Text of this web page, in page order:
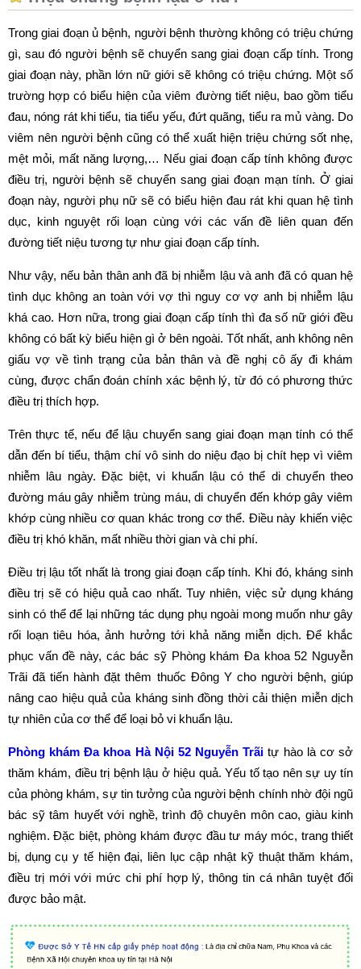
Trong giai đoạn ủ bệnh, người bệnh thường không có triệu chứng
gì, sau đó người bệnh sẽ chuyển sang giai đoạn cấp tính. Trong
giai đoạn này, phần lớn nữ giới sẽ không có triệu chứng. Một số
trường hợp có biểu hiện của viêm đường tiết niệu, bao gồm tiểu
đau, nóng rát khi tiểu, tia tiểu yếu, đứt quãng, tiểu ra mủ vàng. Do
viêm nên người bệnh cũng có thể xuất hiện triệu chứng sốt nhẹ,
mệt mỏi, mất năng lượng,… Nếu giai đoạn cấp tính không được
điều trị, người bệnh sẽ chuyển sang giai đoạn mạn tính. Ở giai
đoạn này, người phụ nữ sẽ có biểu hiện đau rát khi quan hệ tình
dục, kinh nguyệt rối loạn cùng với các vấn đề liên quan đến
đường tiết niệu tương tự như giai đoạn cấp tính.
Như vậy, nếu bản thân anh đã bị nhiễm lậu và anh đã có quan hệ
tình dục không an toàn với vợ thì nguy cơ vợ anh bị nhiễm lậu
khá cao. Hơn nữa, trong giai đoạn cấp tính thì đa số nữ giới đều
không có bất kỳ biểu hiện gì ở bên ngoài. Tốt nhất, anh không nên
giấu vợ về tình trạng của bản thân và đề nghị cô ấy đi khám
cùng, được chẩn đoán chính xác bệnh lý, từ đó có phương thức
điều trị thích hợp.
Trên thực tế, nếu để lậu chuyển sang giai đoạn mạn tính có thể
dẫn đến bí tiểu, thậm chí vô sinh do niệu đạo bị chít hẹp vì viêm
nhiễm lâu ngày. Đặc biệt, vi khuẩn lậu có thể di chuyển theo
đường máu gây nhiễm trùng máu, di chuyển đến khớp gây viêm
khớp cùng nhiều cơ quan khác trong cơ thể. Điều này khiến việc
điều trị khó khăn, mất nhiều thời gian và chi phí.
Điều trị lậu tốt nhất là trong giai đoạn cấp tính. Khi đó, kháng sinh
điều trị sẽ có hiệu quả cao nhất. Tuy nhiên, việc sử dụng kháng
sinh có thể để lại những tác dụng phụ ngoài mong muốn như gây
rối loạn tiêu hóa, ảnh hưởng tới khả năng miễn dịch. Để khắc
phục vấn đề này, các bác sỹ Phòng khám Đa khoa 52 Nguyễn
Trãi đã tiến hành đặt thêm thuốc Đông Y cho người bệnh, giúp
nâng cao hiệu quả của kháng sinh đồng thời cải thiện miễn dịch
tự nhiên của cơ thể để loại bỏ vi khuẩn lậu.
Phòng khám Đa khoa Hà Nội 52 Nguyễn Trãi tự hào là cơ sở
thăm khám, điều trị bệnh lậu ở hiệu quả. Yếu tố tạo nên sự uy tín
của phòng khám, sự tin tưởng của người bệnh chính nhờ đội ngũ
bác sỹ tâm huyết với nghề, trình độ chuyên môn cao, giàu kinh
nghiệm. Đặc biệt, phòng khám được đầu tư máy móc, trang thiết
bị, dụng cụ y tế hiện đại, liên lục cập nhật kỹ thuật thăm khám,
điều trị mới với mức chi phí hợp lý, thông tin cá nhân tuyệt đối
được bảo mật.